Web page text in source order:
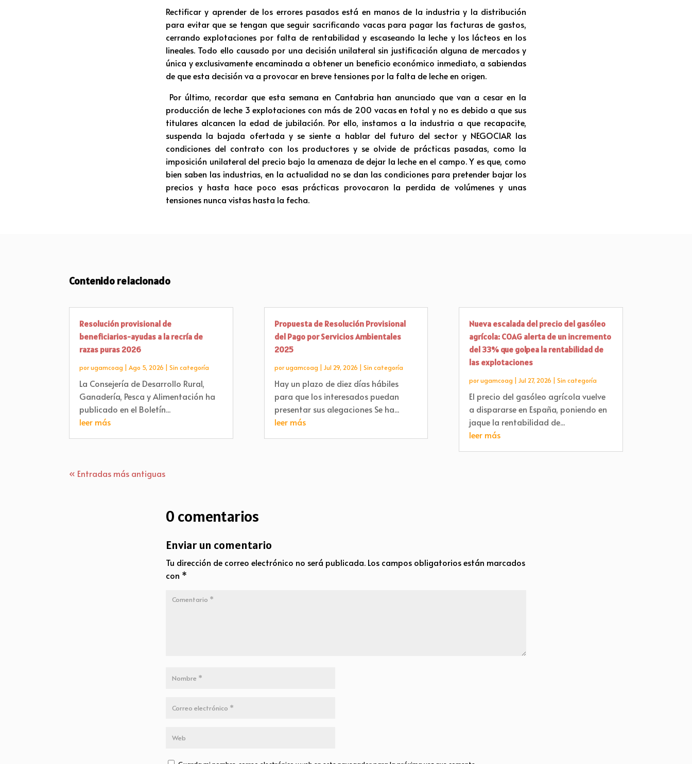
Rectificar y aprender de los errores pasados está en manos de la industria y la distribución
para evitar que se tengan que seguir sacrificando vacas para pagar las facturas de gastos,
cerrando explotaciones por falta de rentabilidad y escaseando la leche y los lácteos en los
lineales. Todo ello causado por una decisión unilateral sin justificación alguna de mercados y
única y exclusivamente encaminada a obtener un beneficio económico inmediato, a sabiendas
de que esta decisión va a provocar en breve tensiones por la falta de leche en origen.
Por último, recordar que esta semana en Cantabria han anunciado que van a cesar en la
producción de leche 3 explotaciones con más de 200 vacas en total y no es debido a que sus
titulares alcancen la edad de jubilación. Por ello, instamos a la industria a que recapacite,
suspenda la bajada ofertada y se siente a hablar del futuro del sector y NEGOCIAR las
condiciones del contrato con los productores y se olvide de prácticas pasadas, como la
imposición unilateral del precio bajo la amenaza de dejar la leche en el campo. Y es que, como
bien saben las industrias, en la actualidad no se dan las condiciones para pretender bajar los
precios y hasta hace poco esas prácticas provocaron la perdida de volúmenes y unas
tensiones nunca vistas hasta la fecha.
Contenido relacionado
Resolución provisional de
beneficiarios-ayudas a la recría de
razas puras 2026
porugamcoag |Ago 5, 2026 |Sin categoría
La Consejería de Desarrollo Rural,
Ganadería, Pesca y Alimentación ha
publicado en el Boletín...
leer más
Propuesta de Resolución Provisional
del Pago por Servicios Ambientales
2025
porugamcoag Jul 29, 2026 Sin categoría
Hay un plazo de diez días hábiles
para que los interesados puedan
presentar sus alegaciones Se ha...
leer más
Nueva escalada del precio del gasóleo
agrícola: COAG alerta de un incremento
del 33% que golpea la rentabilidad de
las explotaciones
porugamcoag Jul 27, 2026 Sin categoría
El precio del gasóleo agrícola vuelve
a dispararse en España, poniendo en
jaque la rentabilidad de...
leer más
« Entradas más antiguas
0 comentarios
Enviar un comentario
Tu dirección de correo electrónico no será publicada. Los campos obligatorios están marcados
con *